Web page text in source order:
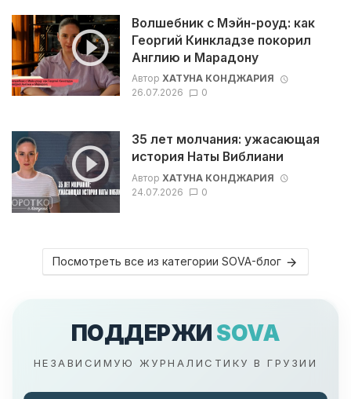
Волшебник с Мэйн-роуд: как
Георгий Кинкладзе покорил
Англию и Марадону
Автор ХАТУНА КОНДЖАРИЯ
26.07.2026
0
35 лет молчания: ужасающая
история Наты Виблиани
Автор ХАТУНА КОНДЖАРИЯ
24.07.2026
0
Посмотреть все из категории SOVA-блог
ПОДДЕРЖИ SOVA
НЕЗАВИСИМУЮ ЖУРНАЛИСТИКУ В ГРУЗИИ